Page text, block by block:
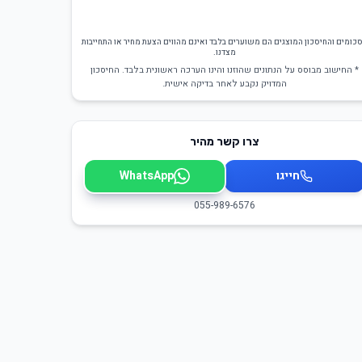
והחיסכון המוצגים הם משוערים בלבד ואינם מהווים הצעת מחיר או התחייבות
מצדנו.
* החישוב מבוסס על הנתונים שהוזנו והינו הערכה ראשונית בלבד. החיסכון
המדויק נקבע לאחר בדיקה אישית.
צרו קשר מהיר
חייגו WhatsApp
055-989-6576